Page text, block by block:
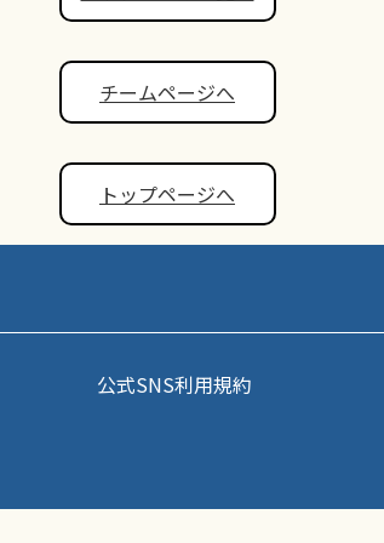
チームページへ
トップページへ
公式SNS利用規約